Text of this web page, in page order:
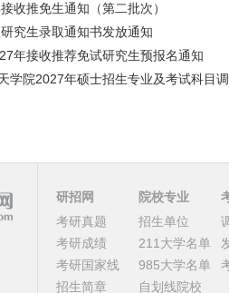
收推免生通知（第二批次）
究生录取通知书发放通知
年接收推荐免试研究生预报名通知
学院2027年硕士招生专业及考试科目调
研招网
考研真题
考研成绩
考研国家线
招生简章
院校专业
招生单位
211大学名单
985大学名单
自划线院校